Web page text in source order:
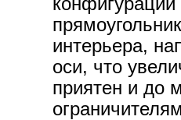
интерьера,
оси, что
приятен и до